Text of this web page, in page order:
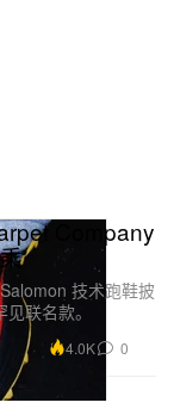
Company
技术跑鞋披
联名款。
4.0K 0